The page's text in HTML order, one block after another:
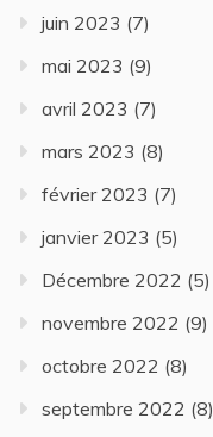
juin 2023 (7)
mai 2023 (9)
avril 2023 (7)
mars 2023 (8)
février 2023 (7)
janvier 2023 (5)
Décembre 2022 (5)
novembre 2022 (9)
octobre 2022 (8)
septembre 2022 (8)